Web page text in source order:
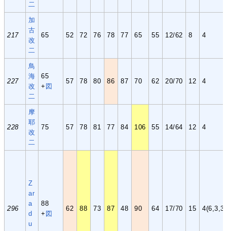
二
217
加
古
改
二
65 52 72 76 78 77 65 55 12/62 8 4
227
鳥
海
改
二
65
+ 図
57 78 80 86 87 70 62 20/70 12 4
228
摩
耶
改
二
75 57 78 81 77 84 106 55 14/64 12 4
296
Z
ar
a
d
u
88
+ 図
62 88 73 87 48 90 64 17/70 15